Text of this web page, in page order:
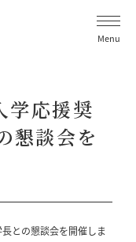
Menu
学応援奨
懇談会を
との懇談会を開催しま